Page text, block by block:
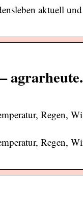
aktuell
Regen,
Regen,